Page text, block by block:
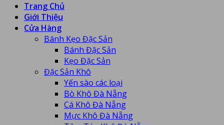
Trang Chủ
Giới Thiệu
Cửa Hàng
Bánh Kẹo Đặc Sản
Bánh Đặc Sản
Kẹo Đặc Sản
Đặc Sản Khô
Yến sào các loại
Bò Khô Đà Nẵng
Cá Khô Đà Nẵng
Mực Khô Đà Nẵng